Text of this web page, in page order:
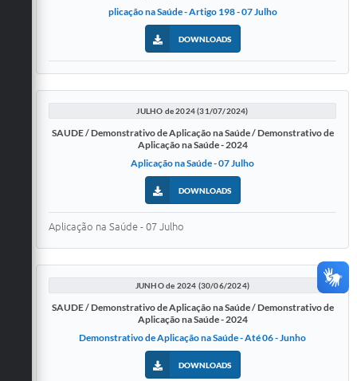
plicação na Saúde - Artigo 198 - 07 Julho
DOWNLOADS
JULHO de 2024 (31/07/2024)
SAUDE / Demonstrativo de Aplicação na Saúde / Demonstrativo de
Aplicação na Saúde - 2024
Aplicação na Saúde - 07 Julho
DOWNLOADS
Aplicação na Saúde - 07 Julho
JUNHO de 2024 (30/06/2024)
SAUDE / Demonstrativo de Aplicação na Saúde / Demonstrativo de
Aplicação na Saúde - 2024
Demonstrativo de Aplicação na Saúde - Até 06 - Junho
DOWNLOADS